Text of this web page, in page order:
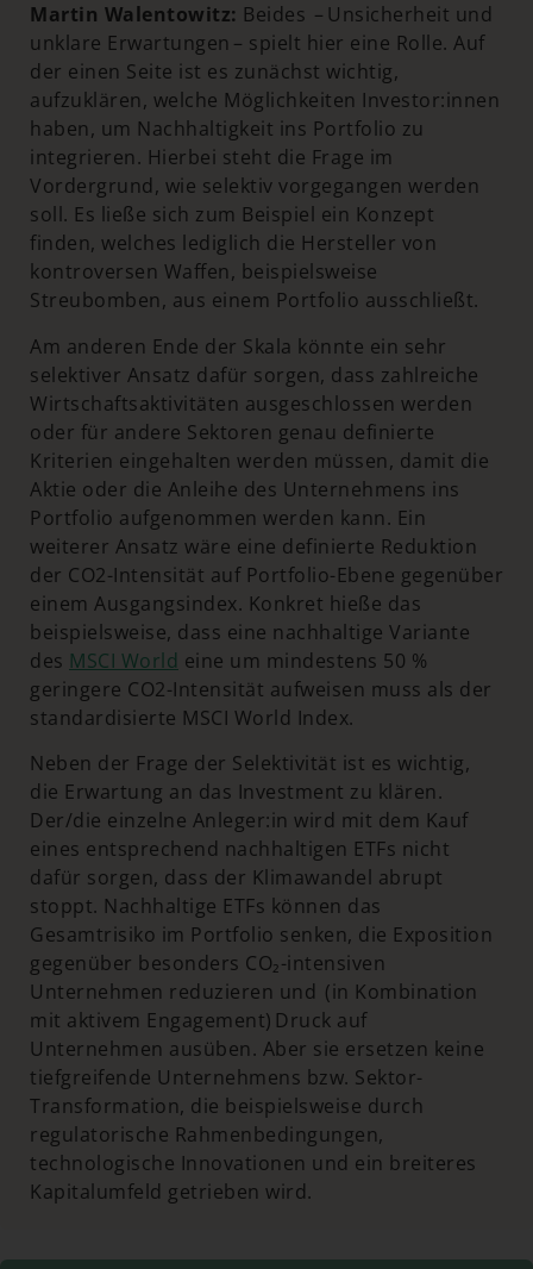
Martin Walentowitz: Beides – Unsicherheit und
unklare Erwartungen – spielt hier eine Rolle. Auf
der einen Seite ist es zunächst wichtig,
aufzuklären, welche Möglichkeiten Investor:innen
haben, um Nachhaltigkeit ins Portfolio zu
integrieren. Hierbei steht die Frage im
Vordergrund, wie selektiv vorgegangen werden
soll. Es ließe sich zum Beispiel ein Konzept
finden, welches lediglich die Hersteller von
kontroversen Waffen, beispielsweise
Streubomben, aus einem Portfolio ausschließt.
Am anderen Ende der Skala könnte ein sehr
selektiver Ansatz dafür sorgen, dass zahlreiche
Wirtschaftsaktivitäten ausgeschlossen werden
oder für andere Sektoren genau definierte
Kriterien eingehalten werden müssen, damit die
Aktie oder die Anleihe des Unternehmens ins
Portfolio aufgenommen werden kann. Ein
weiterer Ansatz wäre eine definierte Reduktion
der CO2-Intensität auf Portfolio-Ebene gegenüber
einem Ausgangsindex. Konkret hieße das
beispielsweise, dass eine nachhaltige Variante
des MSCI World eine um mindestens 50 %
geringere CO2-Intensität aufweisen muss als der
standardisierte MSCI World Index.
Neben der Frage der Selektivität ist es wichtig,
die Erwartung an das Investment zu klären.
Der/die einzelne Anleger:in wird mit dem Kauf
eines entsprechend nachhaltigen ETFs nicht
dafür sorgen, dass der Klimawandel abrupt
stoppt. Nachhaltige ETFs können das
Gesamtrisiko im Portfolio senken, die Exposition
gegenüber besonders CO₂-intensiven
Unternehmen reduzieren und (in Kombination
mit aktivem Engagement) Druck auf
Unternehmen ausüben. Aber sie ersetzen keine
tiefgreifende Unternehmens bzw. Sektor-
Transformation, die beispielsweise durch
regulatorische Rahmenbedingungen,
technologische Innovationen und ein breiteres
Kapitalumfeld getrieben wird.